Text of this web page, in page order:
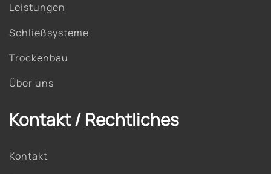
Leistungen
Schließsysteme
Trockenbau
Über uns
Kontakt / Rechtliches
Kontakt